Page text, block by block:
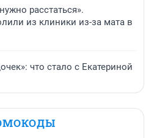
расстаться».
из клиники из-за мата в
что стало с Екатериной